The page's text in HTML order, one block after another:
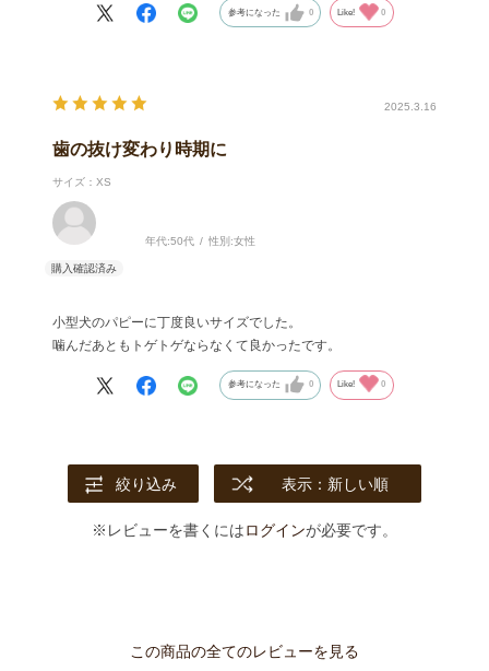
参考になった 0 Like! 0
2025.3.16
歯の抜け変わり時期に
サイズ：XS
年代:50代 性別:女性
小型犬のパピーに丁度良いサイズでした。
噛んだあともトゲトゲならなくて良かったです。
参考になった 0 Like! 0
絞り込み 表示：新しい順
※レビューを書くにはログインが必要です。
この商品の全てのレビューを見る